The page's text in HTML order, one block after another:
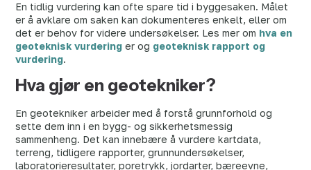
En tidlig vurdering kan ofte spare tid i byggesaken. Målet
er å avklare om saken kan dokumenteres enkelt, eller om
det er behov for videre undersøkelser. Les mer om hva en
geoteknisk vurdering er og geoteknisk rapport og
vurdering.
Hva gjør en geotekniker?
En geotekniker arbeider med å forstå grunnforhold og
sette dem inn i en bygg- og sikkerhetsmessig
sammenheng. Det kan innebære å vurdere kartdata,
terreng, tidligere rapporter, grunnundersøkelser,
laboratorieresultater, poretrykk, jordarter, bæreevne,